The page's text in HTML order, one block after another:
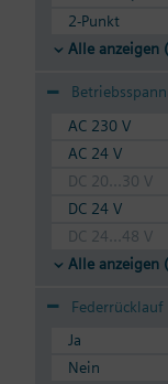
2-Punkt
Alle anzeigen
AC 230 V
AC 24 V
DC 20...30 V
DC 24 V
DC 24...48 V
Alle anzeigen
Federrücklauf
Ja
Nein